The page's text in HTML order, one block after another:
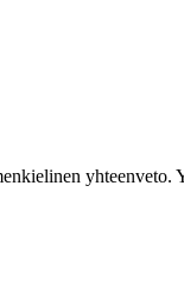
yhteenveto.